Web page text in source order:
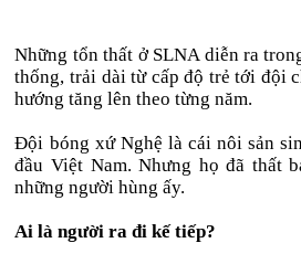
Những tổn thất ở SLNA diễn ra
thống, trải dài từ cấp độ trẻ tới đội
hướng tăng lên theo từng năm.
Đội bóng xứ Nghệ là cái nôi sản
đầu Việt Nam. Nhưng họ đã thất
những người hùng ấy.
Ai là người ra đi kế tiếp?